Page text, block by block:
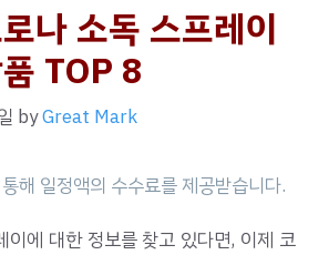
나 소독 스프레이
TOP 8
byGreat Mark
이에 대한 정보를 찾고 있다면, 이제 코